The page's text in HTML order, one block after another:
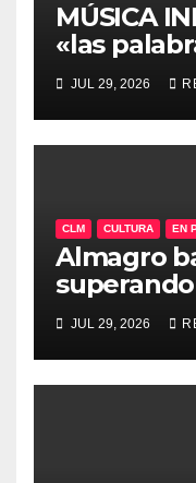
MÚSICA
«las
un gran
edición de
JUL 29, 2026
CLM CULTURA EN
Almagro
50ª edición
JUL 29, 2026